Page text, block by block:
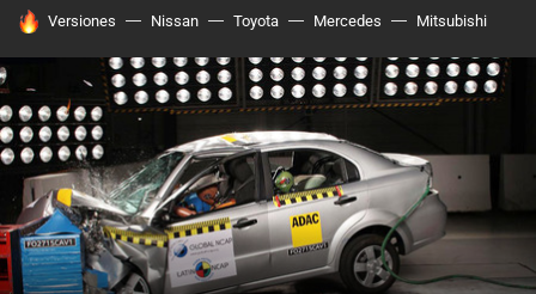
HOY SE HABLA DE
Versiones Nissan Toyota Mercedes Mitsubishi